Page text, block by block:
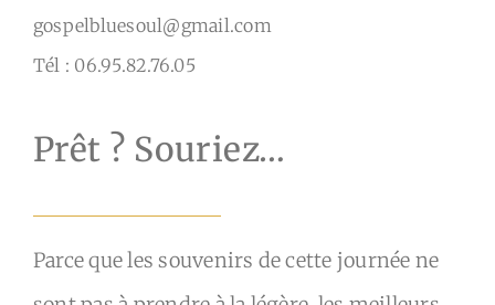
gospelbluesoul@gmail.com
Tél : 06.95.82.76.05
Prêt ? Souriez…
Parce que les souvenirs de cette journée ne